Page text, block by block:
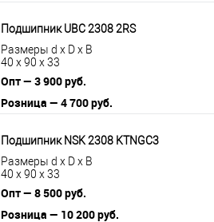
Подшипник UBC 2308 2RS
Размеры d x D x B
40 x 90 x 33
Опт — 3 900 руб.
Розница — 4 700 руб.
Подшипник NSK 2308 KTNGC3
Размеры d x D x B
40 x 90 x 33
Опт — 8 500 руб.
Розница — 10 200 руб.